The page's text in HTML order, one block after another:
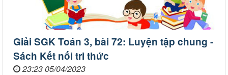
Giải SGK Toán 3, bài 72: Luyện tập chung -
Sách Kết nối tri thức
23:23 05/04/2023